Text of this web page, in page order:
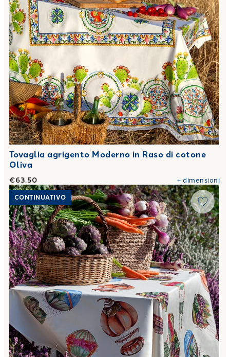
Tovaglia agrigento Moderno in Raso di cotone
Oliva
€63.50 +dimensioni
Link to "Tovaglia autumn balloon Moderno in Raso di
CONTINUATIVO